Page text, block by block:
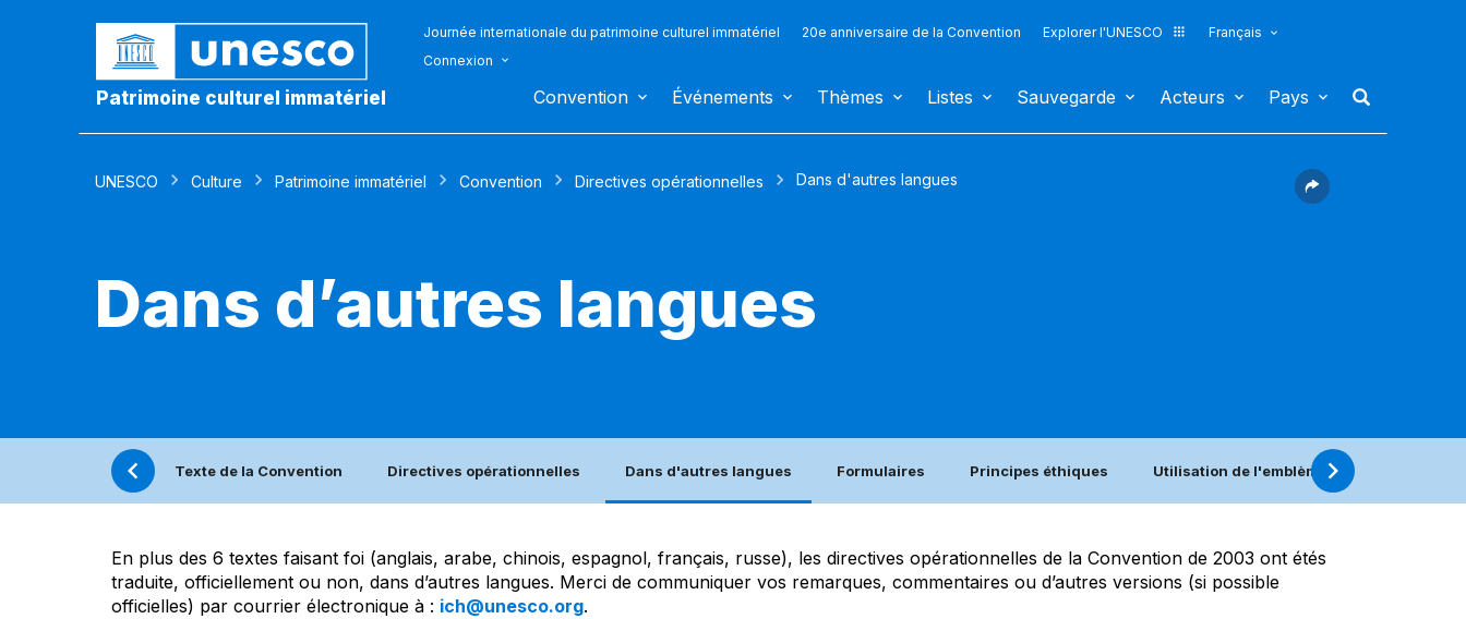
Patrimoine culturel immatériel
Journée internationale du patrimoine culturel immatériel 20e anniversaire de la Convention Explorer l'UNESCO
Français
Connexion
Convention Événements Thèmes Listes Sauvegarde Acteurs Pays
UNESCO Culture Patrimoine immatériel Convention Directives opérationnelles Dans d'autres langues
Dans d’autres langues
Texte de la Convention Directives opérationnelles Dans d'autres langues Formulaires Principes éthiques Utilisation de l'emblème
En plus des 6 textes faisant foi (anglais, arabe, chinois, espagnol, français, russe), les directives opérationnelles de la Convention de 2003 ont étés
traduite, officiellement ou non, dans d’autres langues. Merci de communiquer vos remarques, commentaires ou d’autres versions (si possible
officielles) par courrier électronique à : ich@unesco.org.